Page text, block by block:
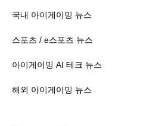
국내 아이게이밍 뉴스
스포츠 / e스포츠 뉴스
아이게이밍 AI 테크 뉴스
해외 아이게이밍 뉴스